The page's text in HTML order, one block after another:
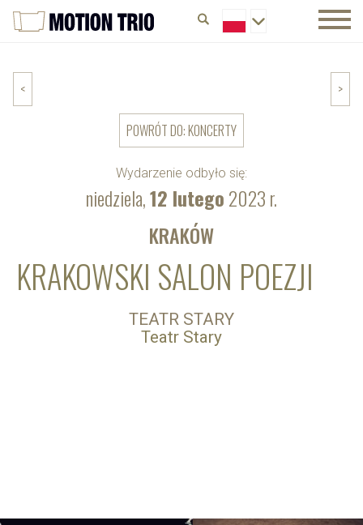
Wydarzenie odbyło się:
niedziela,12 lutego2023 r.
< >
POWRÓT DO: KONCERTY
KRAKÓW
KRAKOWSKI SALON POEZJI
TEATR STARY
Teatr Stary